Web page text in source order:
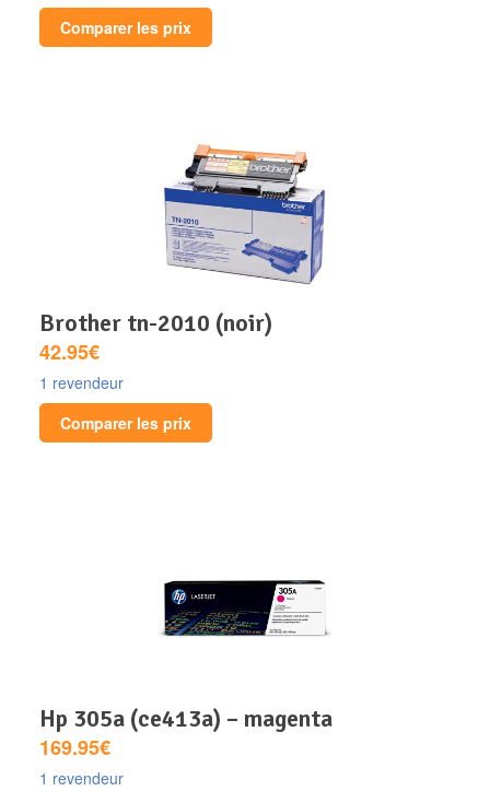
Comparer les prix
brother tn-2010 (noir)
42.95€
1 revendeur
Comparer les prix
hp 305a (ce413a) – magenta
169.95€
1 revendeur